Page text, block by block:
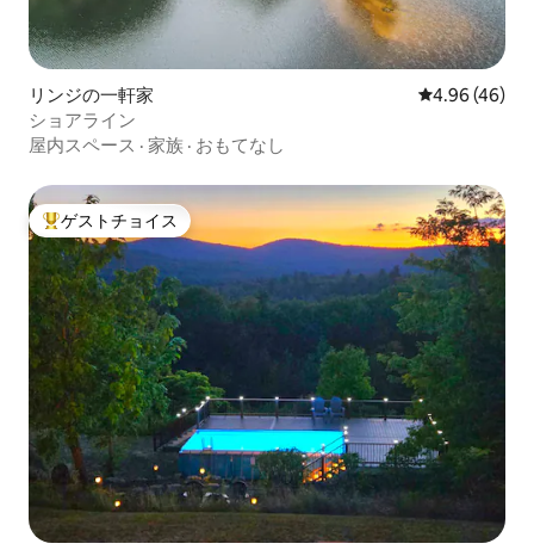
リンジの一軒家 レビュー46
4.96 (46)
ショアライン
屋内スペース · 家族 · おもてなし
大好評のゲストチョイスです。
ゲストチョイス